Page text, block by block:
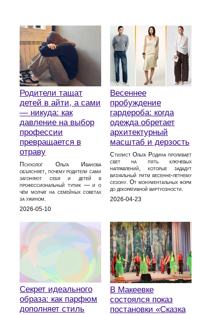
Родители тащат
детей в айти, а сами
— никуда: как
давление на выбор
профессии
превращается в
отраву
Психолог Ольга Иванова
объясняет, почему родители сами
загоняют себя и детей в
профессиональный тупик — и о
чём молчат на семейных советах
за ужином.
2026-05-10
Весеннее
пробуждение
гардероба: когда
одежда обретает
архитектурный
масштаб и дерзость
Стилист Ольга Родина проливает
свет на пять ключевых
направлений, которые зададут
визуальный ритм весенне-летнему
сезону. От монументальных форм
до декоративной виртуозности.
2026-04-23
Секрет идеального
образа: как парфюм
дополняет стиль
В Макеевке
состоялся показ
постановки «Сказка